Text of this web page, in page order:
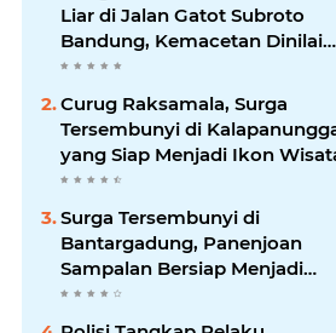
Liar di Jalan Gatot Subroto
Bandung, Kemacetan Dinilai
Makin Mengkhawatirkan
Curug Raksamala, Surga
Tersembunyi di
yang Siap Menjadi Ikon
Alam Baru Kabupaten
Surga Tersembunyi di
Bantargadung, Panenjoan
Sampalan Bersiap Menjadi
Destinasi Desa Wisata Baru